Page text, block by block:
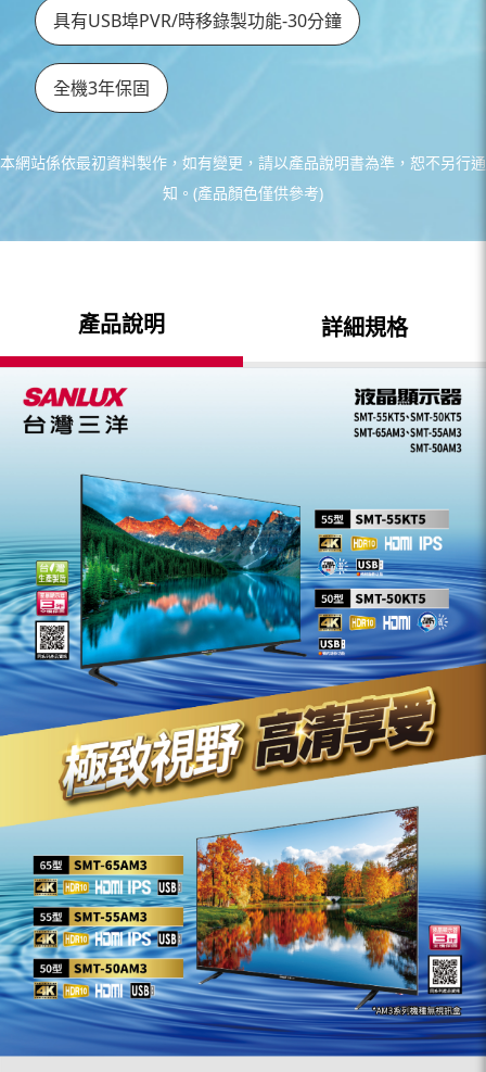
具有USB埠PVR/時移錄製功能-30分鐘
全機3年保固
本網站係依最初資料製作，如有變更，請以產品說明書為準，恕不另行通
知。(產品顏色僅供參考)
產品說明 詳細規格